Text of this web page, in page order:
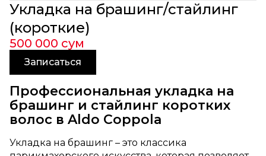
Укладка на брашинг/стайлинг
(короткие)
500 000 сум
Записаться
Профессиональная укладка на
брашинг и стайлинг коротких
волос в Aldo Coppola
Укладка на брашинг – это классика